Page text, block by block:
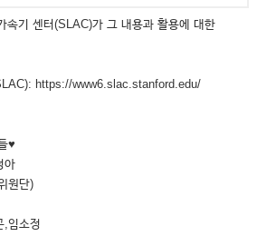
속기 센터(SLAC)가 그 내용과 활용에 대한
https://www6.slac.stanford.edu/
♥
아
원단)
,임소정